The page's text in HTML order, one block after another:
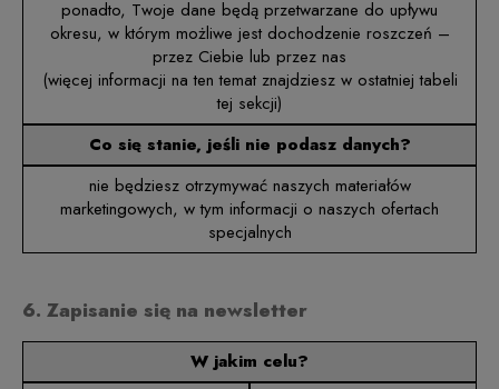
ponadto, Twoje dane będą przetwarzane do upływu
okresu, w którym możliwe jest dochodzenie roszczeń –
przez Ciebie lub przez nas
(więcej informacji na ten temat znajdziesz w ostatniej tabeli
tej sekcji)
Co się stanie, jeśli nie podasz danych?
nie będziesz otrzymywać naszych materiałów
marketingowych, w tym informacji o naszych ofertach
specjalnych
6. Zapisanie się na newsletter
W jakim celu?